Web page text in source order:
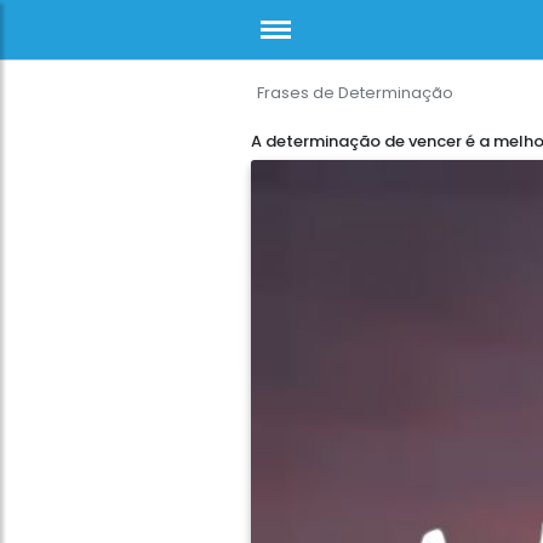
Frases de Determinação
A determinação de vencer é a